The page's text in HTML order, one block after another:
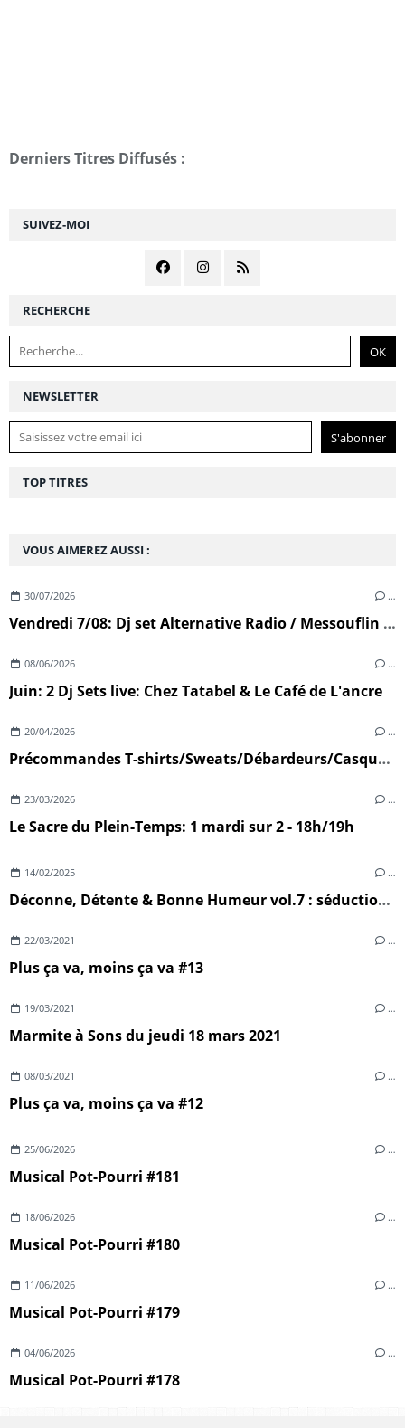
NEWSLETTER
SUIVEZ-MOI
RECHERCHE
VOUS AIMEREZ AUSSI :
30/07/2026 …
Vendredi 7/08: Dj set Alternative Radio / Messouflin (Ploumoguer)
08/06/2026 …
Juin: 2 Dj Sets live: Chez Tatabel & Le Café de L'ancre
20/04/2026 …
Précommandes T-shirts/Sweats/Débardeurs/Casquettes
23/03/2026 …
Le Sacre du Plein-Temps: 1 mardi sur 2 - 18h/19h
14/02/2025 …
Déconne, Détente & Bonne Humeur vol.7 : séduction, sexe & désillusion
22/03/2021 …
Plus ça va, moins ça va #13
19/03/2021 …
Marmite à Sons du jeudi 18 mars 2021
08/03/2021 …
Plus ça va, moins ça va #12
25/06/2026 …
Musical Pot-Pourri #181
18/06/2026 …
Musical Pot-Pourri #180
11/06/2026 …
Musical Pot-Pourri #179
04/06/2026 …
Musical Pot-Pourri #178
Derniers Titres Diffusés :
TOP TITRES